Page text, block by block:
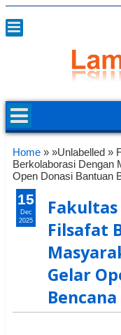
Home » »Unlabelled »
Berkolaborasi Dengan
Open Donasi Bantuan
Filsafat
Gelar
15
Dec
2025